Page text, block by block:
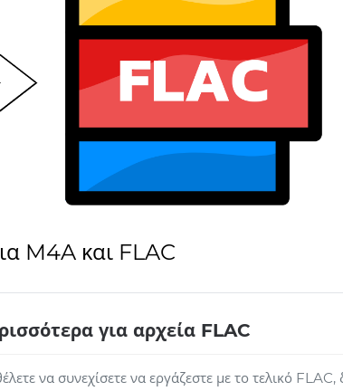
M4A και FLAC
για αρχεία FLAC
να συνεχίσετε να εργάζεστε με το τελικό FLAC,